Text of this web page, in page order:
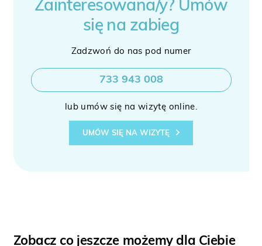
Zainteresowana/y? Umów
się na zabieg
Zadzwoń do nas pod numer
733 943 008
lub umów się na wizytę online.
UMÓW SIĘ NA WIZYTĘ
Zobacz co jeszcze możemy dla Ciebie